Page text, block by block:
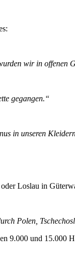
wir in offenen
gegangen.“
in unseren
Loslau in
Polen,
9.000 und 15.000